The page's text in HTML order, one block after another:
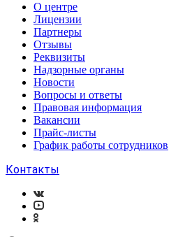
О центре
Лицензии
Партнеры
Отзывы
Реквизиты
Надзорные органы
Новости
Вопросы и ответы
Правовая информация
Вакансии
Прайс-листы
График работы сотрудников
Контакты